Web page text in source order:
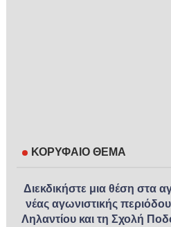
ΚΟΡΥΦΑΙΟ ΘΕΜΑ
Διεκδικήστε μια θέση στα
νέας αγωνιστικής
Ληλαντίου και τη Σχολή